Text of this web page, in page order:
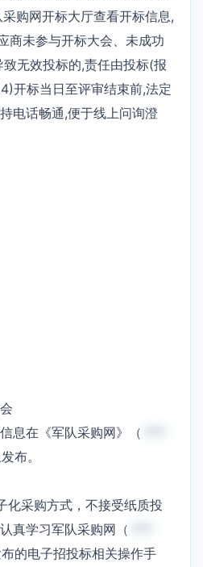
购网开标大厅查看开标信息,
商未参与开标大会、未成功
无效投标的,责任由投标(报
开标当日至评审结束前,法定
电话畅通,便于线上问询澄
息在《军队采购网》（
布。
化采购方式，不接受纸质投
真学习军队采购网（
的电子招投标相关操作手